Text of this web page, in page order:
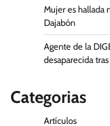
Mujer es hallada
Dajabón
Agente de la
desaparecida
Categorias
Artículos